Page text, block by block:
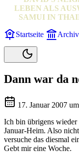
LEBEN ALS
SAMUI IN
Startseite Archiv
Dann war da
17. Januar 2007
Ich bin übrigens wieder
Januar-Heim. Also
versuche das diesmal
Gebt mir eine Woche.